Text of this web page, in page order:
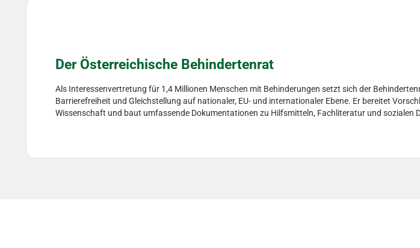
Der Österreichische Behindertenrat
Als Interessenvertretung für 1,4 Millionen Menschen mit Behinderungen setzt sich der
Barrierefreiheit und Gleichstellung auf nationaler, EU- und internationaler Ebene. Er bereitet
Wissenschaft und baut umfassende Dokumentationen zu Hilfsmitteln, Fachliteratur und sozialen